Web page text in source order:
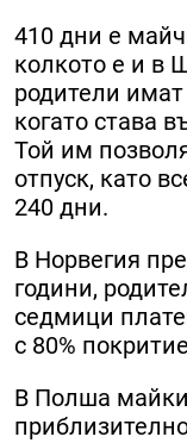
410 дни е
колкото е и в
родители
когато става
Той им
отпуск, като
240 дни.
В Норвегия
години,
седмици
с 80%
В Полша